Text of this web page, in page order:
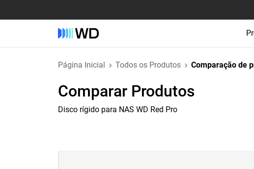
Página Inicial Todos os Produtos Comparação de
Comparar Produtos
Disco rígido para NAS WD Red Pro